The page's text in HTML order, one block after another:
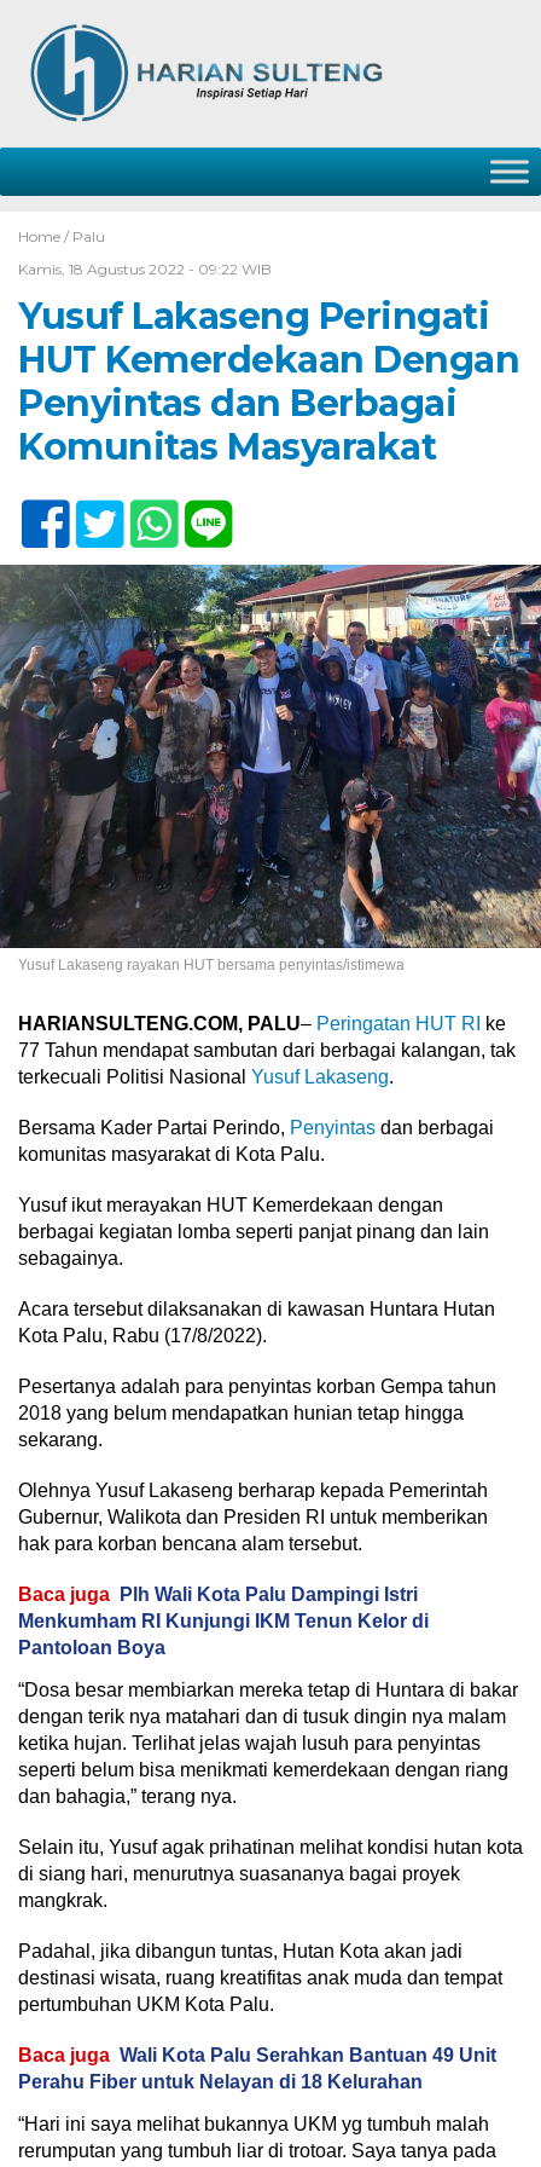
Home / Palu
Kamis, 18 Agustus 2022 - 09:22 WIB
Yusuf Lakaseng Peringati
HUT Kemerdekaan Dengan
Penyintas dan Berbagai
Komunitas Masyarakat
Yusuf Lakaseng rayakan HUT bersama penyintas/istimewa
HARIANSULTENG.COM, PALU– Peringatan HUT RI
ke
77 Tahun mendapat sambutan dari berbagai kalangan, tak
terkecuali Politisi Nasional Yusuf Lakaseng.
Bersama Kader Partai Perindo, Penyintas dan berbagai
komunitas masyarakat di Kota Palu.
Yusuf ikut merayakan HUT Kemerdekaan dengan
berbagai kegiatan lomba seperti panjat pinang dan lain
sebagainya.
Acara tersebut dilaksanakan di kawasan Huntara Hutan
Kota Palu, Rabu (17/8/2022).
Pesertanya adalah para penyintas korban Gempa tahun
2018 yang belum mendapatkan hunian tetap hingga
sekarang.
Olehnya Yusuf Lakaseng berharap kepada Pemerintah
Gubernur, Walikota dan Presiden RI untuk memberikan
hak para korban bencana alam tersebut.
Baca juga
Plh Wali Kota Palu Dampingi Istri
Menkumham RI Kunjungi IKM Tenun Kelor di
Pantoloan Boya
“Dosa besar membiarkan mereka tetap di Huntara di bakar
dengan terik nya matahari dan di tusuk dingin nya malam
ketika hujan. Terlihat jelas wajah lusuh para penyintas
seperti belum bisa menikmati kemerdekaan dengan riang
dan bahagia,” terang nya.
Selain itu, Yusuf agak prihatinan melihat kondisi hutan kota
di siang hari, menurutnya suasananya bagai proyek
mangkrak.
Padahal, jika dibangun tuntas, Hutan Kota akan jadi
destinasi wisata, ruang kreatifitas anak muda dan tempat
pertumbuhan UKM Kota Palu.
Baca juga Wali Kota Palu Serahkan Bantuan 49 Unit
Perahu Fiber untuk Nelayan di 18 Kelurahan
“Hari ini saya melihat bukannya UKM yg tumbuh malah
rerumputan yang tumbuh liar di trotoar. Saya tanya pada